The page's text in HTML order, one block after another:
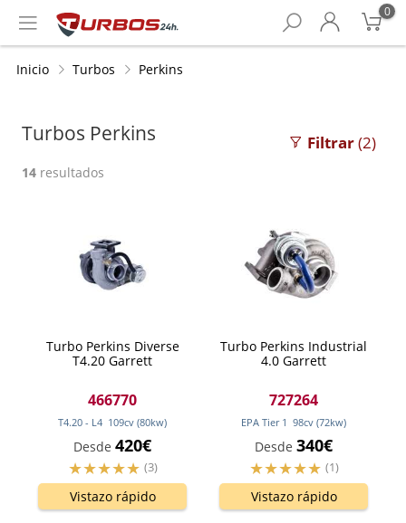
0
Inicio Turbos Perkins
Turbos Perkins Filtrar(2)
14 resultados
Turbo Perkins Diverse
T4.20 Garrett
466770
T4.20 - L4 109cv (80kw)
Desde 420€
(3)
Vistazo rápido
Turbo Perkins Industrial
4.0 Garrett
727264
EPA Tier 1 98cv (72kw)
Desde 340€
(1)
Vistazo rápido